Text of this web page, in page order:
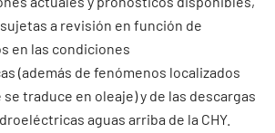
a revisión en función de
en las condiciones
(además de fenómenos localizados
traduce en oleaje) y de las descargas
aguas arriba de la CHY.